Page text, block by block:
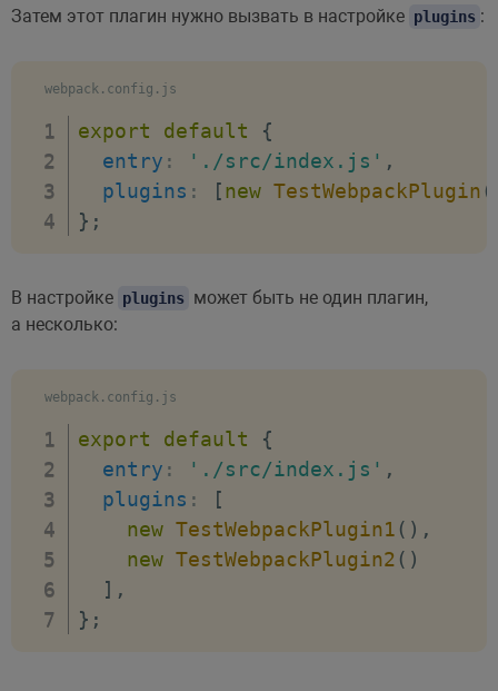
Затем этот плагин нужно вызвать в настройке plugins :
webpack.config.js
export default
{
entry : './src/index.js' ,
plugins : [new TestWebpackPlugin (
} ;
В настройке plugins может быть не один плагин,
а несколько:
webpack.config.js
export default
{
entry : './src/index.js' ,
plugins :
[
new TestWebpackPlugin1 ( ) ,
new TestWebpackPlugin2 ( )
] ,
} ;